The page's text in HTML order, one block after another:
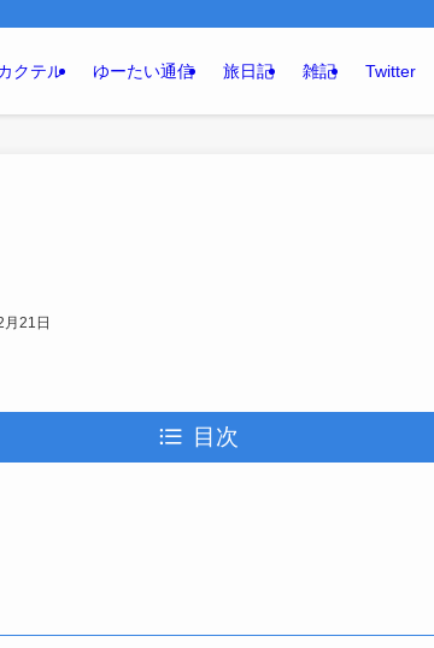
クテル ゆーたい通信 旅日記 雑記 Twitter
21日
目次